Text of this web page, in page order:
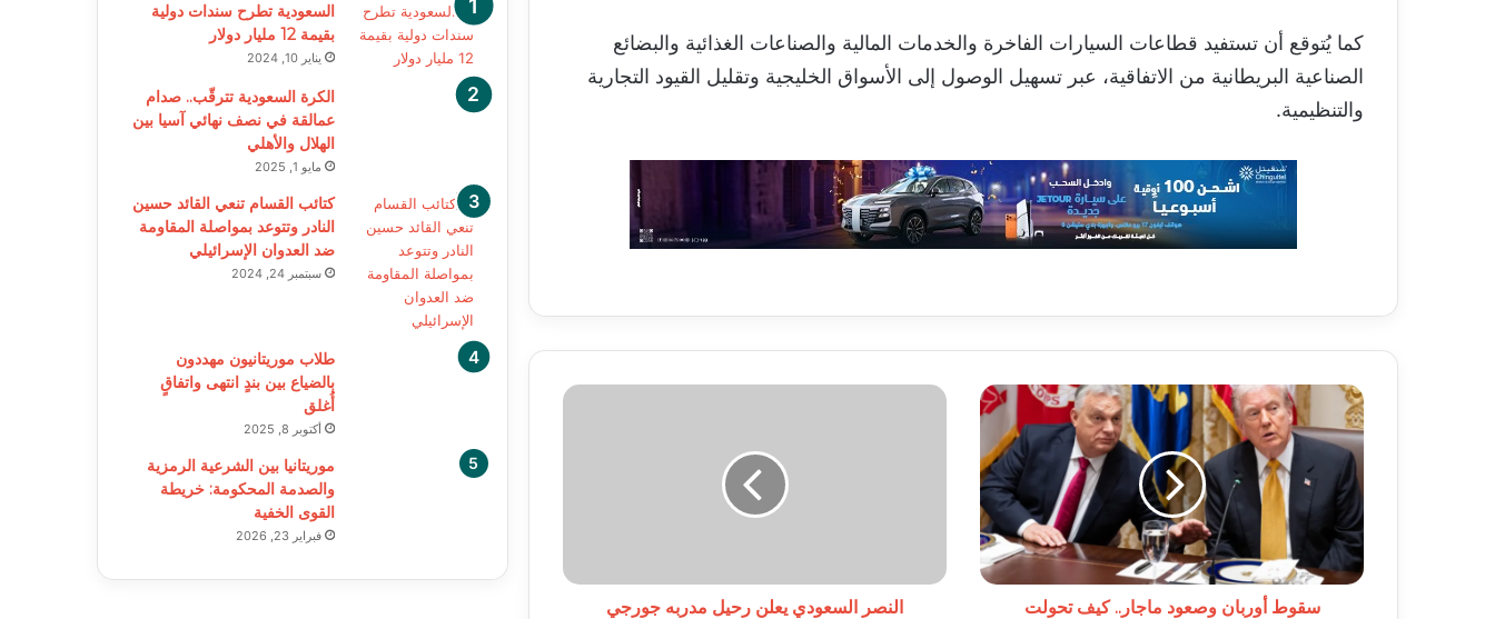
كما يُتوقع أن تستفيد قطاعات السيارات الفاخرة والخدمات المالية والصناعات الغذائية والبضائع
الصناعية البريطانية من الاتفاقية، عبر تسهيل الوصول إلى الأسواق الخليجية وتقليل القيود التجارية
والتنظيمية.
سقوط
أوربان
وصعود
ماجار..
كيف
تحولت
المجر
إلى
نموذج
سياسيسقوط أوربان وصعود ماجار.. كيف تحولت
النصر
تتويج
النصر السعودي يعلن رحيل مدربه جورجي
السعودية تطرح سندات دولية
بقيمة 12 مليار دولار
يناير 10, 2024
الكرة السعودية تترقّب.. صدام
عمالقة في نصف نهائي آسيا بين
الهلال والأهلي
مايو 1, 2025
كتائب القسام تنعي القائد حسين
النادر وتتوعد بمواصلة المقاومة
ضد العدوان الإسرائيلي
سبتمبر 24, 2024
طلاب موريتانيون مهددون
بالضياع بين بندٍ انتهى واتفاقٍ
أُغلق
أكتوبر 8, 2025
موريتانيا بين الشرعية الرمزية
والصدمة المحكومة: خريطة
القوى الخفية
فبراير 23, 2026